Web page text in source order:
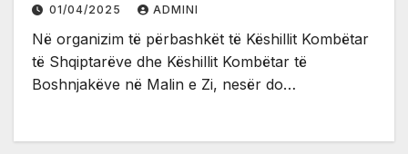
01/04/2025 ADMINI
Në organizim të përbashkët të Këshillit Kombëtar
të Shqiptarëve dhe Këshillit Kombëtar të
Boshnjakëve në Malin e Zi, nesër do…